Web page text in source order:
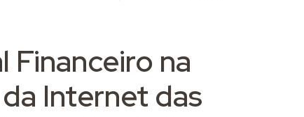
Financeiro na
Internet das